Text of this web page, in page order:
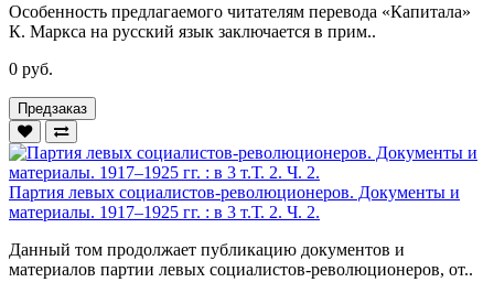
Особенность предлагаемого читателям перевода «Капитала»
К. Маркса на русский язык заключается в прим..
0 руб.
Предзаказ
Партия левых социалистов-революционеров. Документы и
материалы. 1917–1925 гг. : в 3 т.Т. 2. Ч. 2.
Данный том продолжает публикацию документов и
материалов партии левых социалистов-революционеров, от..